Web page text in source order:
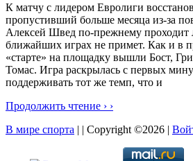
К матчу с лидером Евролиги
пропустивший больше месяца из-за
Алексей Швед по-прежнему проходит
ближайших играх не примет. Как и в
«старте» на площадку вышли Бост,
Томас. Игра раскрылась с первых
поддерживать тот же темп, что и
Продолжить чтение › ›
В мире спорта | | Copyright ©2026 |